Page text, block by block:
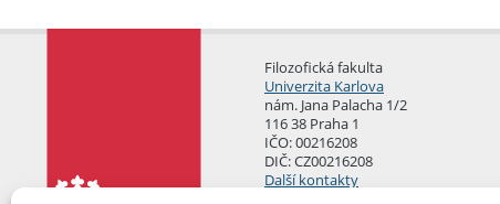
Filozofická fakulta
Univerzita Karlova
nám. Jana Palacha 1/2
116 38 Praha 1
IČO: 00216208
DIČ: CZ00216208
Další kontakty